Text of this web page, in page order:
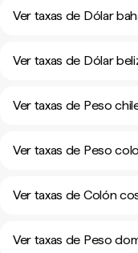
Ver taxas de Dólar
Ver taxas de Dólar
Ver taxas de Peso
Ver taxas de Peso
Ver taxas de Colón
Ver taxas de Peso